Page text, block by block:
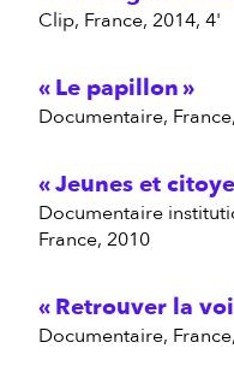
clip, France, 2014, 4'
Le papillon
documentaire,
Jeunes et
documentaire institutionnel, 2010, 22'- MJC d'Ile de
France, 2010
Retrouver la
documentaire,